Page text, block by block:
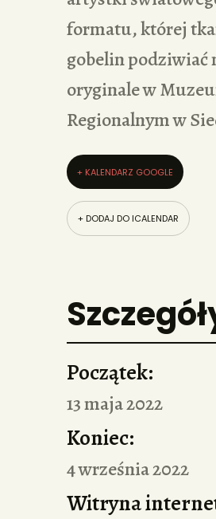
formatu, której
gobelin podziwiać
oryginale w
Regionalnym w
+ KALENDARZ GOOGLE
+ DODAJ DO ICALENDAR
Początek:
13 maja 2022
Koniec:
4 września 2022
Witryna